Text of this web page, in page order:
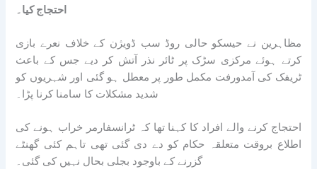
احتجاج کیا۔
مظاہرین نے حیسکو حالی روڈ سب ڈویژن کے خلاف نعرے بازی
کرتے ہوئے مرکزی سڑک پر ٹائر نذر آتش کر دیے جس کے باعث
ٹریفک کی آمدورفت مکمل طور پر معطل ہو گئی اور شہریوں کو
شدید مشکلات کا سامنا کرنا پڑا۔
احتجاج کرنے والے افراد کا کہنا تھا کہ ٹرانسفارمر خراب ہونے کی
اطلاع بروقت متعلقہ حکام کو دے دی گئی تھی تاہم کئی گھنٹے
گزرنے کے باوجود بجلی بحال نہیں کی گئی۔